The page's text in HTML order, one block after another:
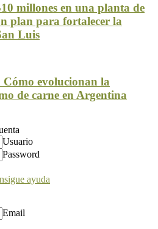
millones en una planta de
plan para fortalecer la
Luis
evolucionan la
de carne en Argentina
Usuario
Password
ayuda
Email